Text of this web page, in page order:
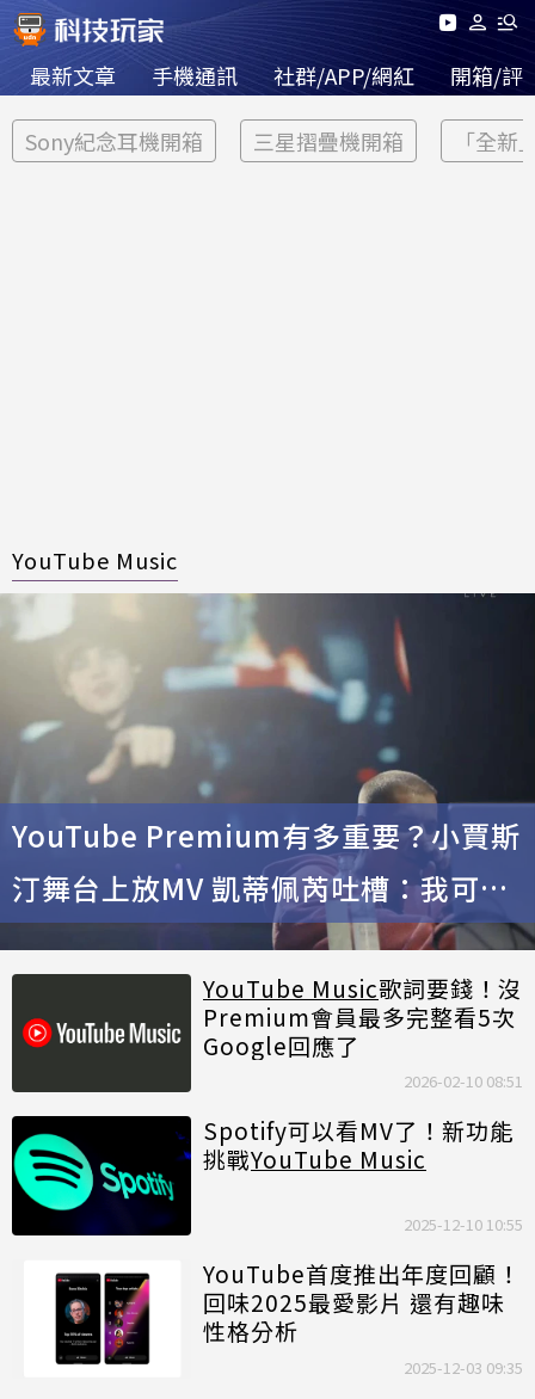
最新文章 手機通訊 社群/APP/網紅 開箱/評
Sony紀念耳機開箱 三星摺疊機開箱 「全新
YouTube Music
YouTube Premium有多重要？小賈斯
汀舞台上放MV 凱蒂佩芮吐槽：我可不
想看廣告
YouTube Music歌詞要錢！沒
Premium會員最多完整看5次
Google回應了
2026-02-10 08:51
Spotify可以看MV了！新功能
挑戰YouTube Music
2025-12-10 10:55
YouTube首度推出年度回顧！
回味2025最愛影片 還有趣味
性格分析
2025-12-03 09:35